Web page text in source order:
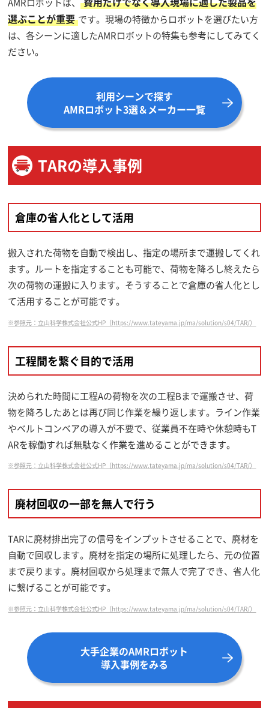
選ぶことが重要 です。現場の特徴からロボットを選びたい方
は、各シーンに適したAMRロボットの特集も参考にしてみてく
ださい。
利用シーンで探す
AMRロボット3選＆メーカー一覧
TARの導入事例
倉庫の省人化として活用
搬入された荷物を自動で検出し、指定の場所まで運搬してくれ
ます。ルートを指定することも可能で、荷物を降ろし終えたら
次の荷物の運搬に入ります。そうすることで倉庫の省人化とし
て活用することが可能です。
※参照元：立山科学株式会社公式HP（https://www.tateyama.jp/ma/solution/s04/TAR/）
工程間を繋ぐ目的で活用
決められた時間に工程Aの荷物を次の工程Bまで運搬させ、荷
物を降ろしたあとは再び同じ作業を繰り返します。ライン作業
やベルトコンベアの導入が不要で、従業員不在時や休憩時もT
ARを稼働すれば無駄なく作業を進めることができます。
※参照元：立山科学株式会社公式HP（https://www.tateyama.jp/ma/solution/s04/TAR/）
廃材回収の一部を無人で行う
TARに廃材排出完了の信号をインプットさせることで、廃材を
自動で回収します。廃材を指定の場所に処理したら、元の位置
まで戻ります。廃材回収から処理まで無人で完了でき、省人化
に繋げることが可能です。
※参照元：立山科学株式会社公式HP（https://www.tateyama.jp/ma/solution/s04/TAR/）
大手企業のAMRロボット
導入事例をみる